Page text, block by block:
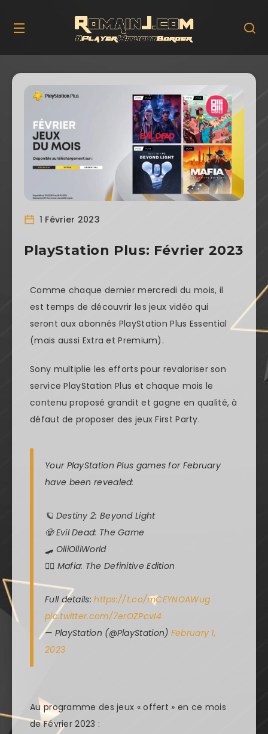
1 Février 2023
PlayStation Plus: Février 2023
Comme chaque dernier mercredi du mois, il
est temps de découvrir les jeux vidéo qui
seront aux abonnés PlayStation Plus Essential
(mais aussi Extra et Premium).
Sony multiplie les efforts pour revaloriser son
service PlayStation Plus et chaque mois le
contenu proposé grandit et gagne en qualité, à
défaut de proposer des jeux First Party.
Your PlayStation Plus games for February
have been revealed:
🪐 Destiny 2: Beyond Light
🧟 Evil Dead: The Game
🛹 OlliOlliWorld
🕵️‍♂️ Mafia: The Definitive Edition
Full details:https://t.co/mCEYNOAWug
pic.twitter.com/7erOZPcvI4
— PlayStation (@PlayStation) February 1,
2023
Au programme des jeux « offert » en ce mois
de Février 2023 :